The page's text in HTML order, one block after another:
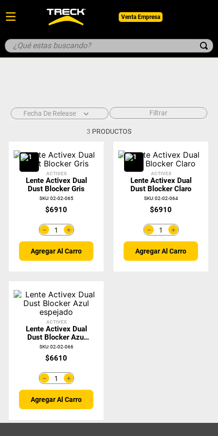
Venta Empresa
¿Qué estas buscando?
Fecha De Release Filtrar
3 PRODUCTOS
ACTIVEX
Lente Activex Dual
Dust Blocker Gris
SKU:02-02-065
$6910
＋
－
Agregar Al Carro
ACTIVEX
Lente Activex Dual
Dust Blocker Claro
SKU:02-02-064
$6910
＋
－
Agregar Al Carro
ACTIVEX
Lente Activex Dual
Dust Blocker Azul
Espejado
SKU:02-02-066
$6610
＋
－
Agregar Al Carro
guantes
4. geologo